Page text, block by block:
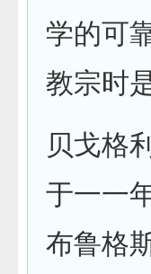
学的可
教宗时
贝戈格
于一一
布鲁格